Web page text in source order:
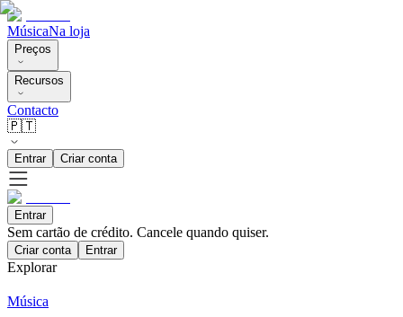
MúsicaNa loja
Preços
Recursos
Contacto
🇵🇹
Entrar Criar conta
Entrar
Sem cartão de crédito. Cancele quando quiser.
Criar conta Entrar
Explorar
Música